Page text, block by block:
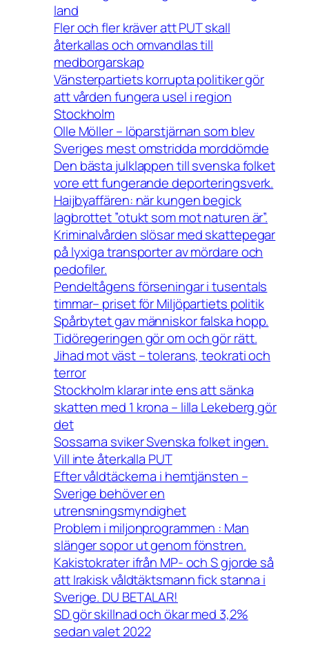
land
Fler och fler kräver att PUT skall
återkallas och omvandlas till
medborgarskap
Vänsterpartiets korrupta politiker gör
att vården fungera usel i region
Stockholm
Olle Möller – löparstjärnan som blev
Sveriges mest omstridda morddömde
Den bästa julklappen till svenska folket
vore ett fungerande deporteringsverk.
Haijbyaffären: när kungen begick
lagbrottet ”otukt som mot naturen är”.
Kriminalvården slösar med skattepegar
på lyxiga transporter av mördare och
pedofiler.
Pendeltågens förseningar i tusentals
timmar– priset för Miljöpartiets politik
Spårbytet gav människor falska hopp.
Tidöregeringen gör om och gör rätt.
Jihad mot väst – tolerans, teokrati och
terror
Stockholm klarar inte ens att sänka
skatten med 1 krona – lilla Lekeberg gör
det
Sossarna sviker Svenska folket ingen.
Vill inte återkalla PUT
Efter våldtäckerna i hemtjänsten –
Sverige behöver en
utrensningsmyndighet
Problem i miljonprogrammen : Man
slänger sopor ut genom fönstren.
Kakistokrater ifrån MP- och S gjorde så
att Irakisk våldtäktsmann fick stanna i
Sverige. DU BETALAR!
SD gör skillnad och ökar med 3,2%
sedan valet 2022